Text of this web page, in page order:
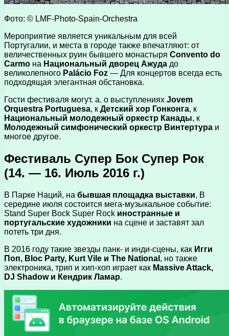
Фото: © LMF-Photo-Spain-Orchestra
Мероприятие является уникальным для всей
Португалии, и места в городе также впечатляют: от
величественных руин бывшего монастыря Convento do
Carmo на Национальный дворец Ажуда до
великолепного Palácio Foz — Для концертов всегда есть
подходящая элегантная обстановка.
Гости фестиваля могут. а. о выступлениях Jovem
Orquestra Portuguesa, к Детский хор Гонконга, к
Национальный молодежный оркестр Канады, к
Молодежный симфонический оркестр Винтертура и
многое другое.
Фестиваль Супер Бок Супер Рок
(14. — 16. Июль 2016 г.)
В Парке Наций, на бывшая площадка выставки, В
середине июля состоится мега-музыкальное событие:
Stand Super Bock Super Rock иностранные и
португальские художники на сцене и заставят зал
потеть три дня.
В 2016 году такие звезды панк- и инди-сцены, как Игги
Поп, Bloc Party, Kurt Vile и The National , но также
электроника, трип и хип-хоп играет как Massive Attack,
DJ Shadow и Кендрик Ламар.